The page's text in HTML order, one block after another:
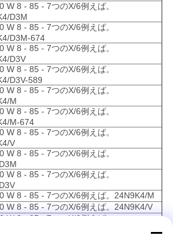
W 8 - 85 - 7つのX/6例えば。
D3M
W 8 - 85 - 7つのX/6例えば。
D3M-674
W 8 - 85 - 7つのX/6例えば。
D3V
W 8 - 85 - 7つのX/6例えば。
D3V-589
W 8 - 85 - 7つのX/6例えば。
M
W 8 - 85 - 7つのX/6例えば。
M-674
W 8 - 85 - 7つのX/6例えば。
V
W 8 - 85 - 7つのX/6例えば。
W 8 - 85 - 7つのX/6例えば。
W 8 - 85 - 7つのX/6例えば。24N9K4/M
W 8 - 85 - 7つのX/6例えば。24N9K4/V
W 8 - 85 - 7つのX/6例えば。